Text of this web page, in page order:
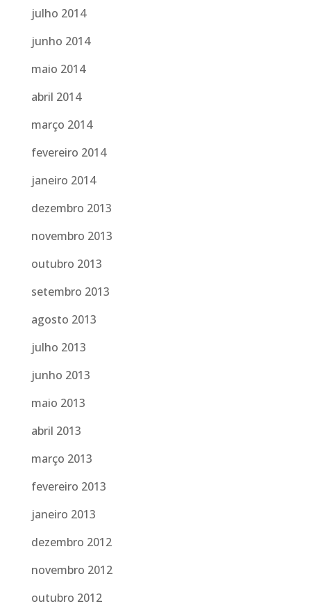
julho 2014
junho 2014
maio 2014
abril 2014
março 2014
fevereiro 2014
janeiro 2014
dezembro 2013
novembro 2013
outubro 2013
setembro 2013
agosto 2013
julho 2013
junho 2013
maio 2013
abril 2013
março 2013
fevereiro 2013
janeiro 2013
dezembro 2012
novembro 2012
outubro 2012